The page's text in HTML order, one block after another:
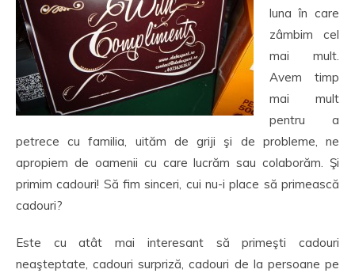
luna în care
zâmbim cel
mai mult.
Avem timp
mai mult
pentru a
petrece cu familia, uităm de griji şi de probleme, ne
apropiem de oamenii cu care lucrăm sau colaborăm. Şi
primim cadouri! Să fim sinceri, cui nu-i place să primească
cadouri?
Este cu atât mai interesant să primeşti cadouri
neaşteptate, cadouri surpriză, cadouri de la persoane pe